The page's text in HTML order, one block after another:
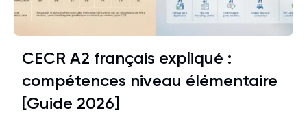
CECR A2 français expliqué :
compétences niveau élémentaire
[Guide 2026]